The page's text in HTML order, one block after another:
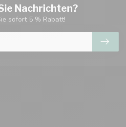
Nachrichten?
sofort 5 % Rabatt!